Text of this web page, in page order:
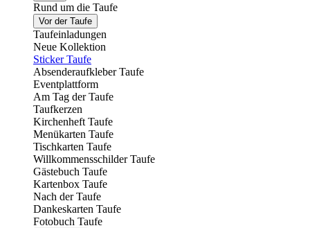
Rund um die Taufe
Vor der Taufe
Taufeinladungen
Neue Kollektion
Sticker Taufe
Absenderaufkleber Taufe
Eventplattform
Am Tag der Taufe
Taufkerzen
Kirchenheft Taufe
Menükarten Taufe
Tischkarten Taufe
Willkommensschilder Taufe
Gästebuch Taufe
Kartenbox Taufe
Nach der Taufe
Dankeskarten Taufe
Fotobuch Taufe